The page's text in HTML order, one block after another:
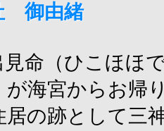
御由緒
見命（ひこほほ
が海宮からお帰
居の跡として三